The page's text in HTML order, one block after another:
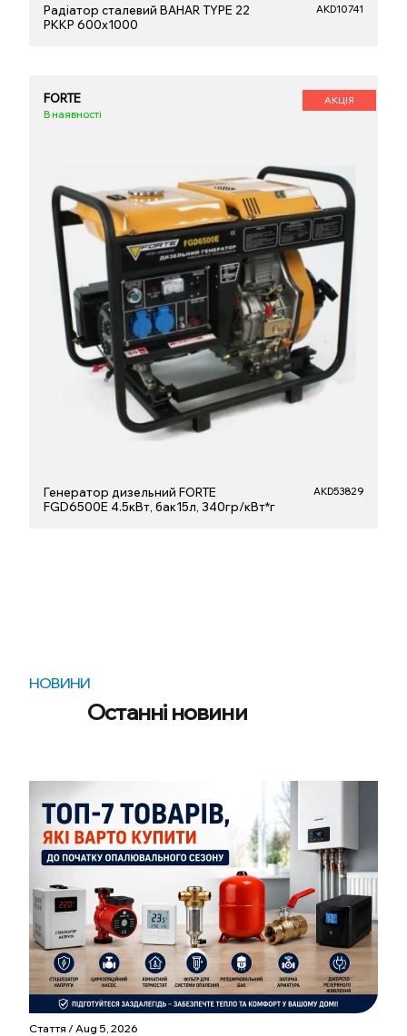
Радіатор сталевий BAHAR TYPE 22
PKKP 600x1000
AKD10741
FORTE
В наявності
АКЦІЯ
Генератор дизельний FORTE
FGD6500E 4.5кВт, бак15л, 340гр/кВт*г
AKD53829
НОВИНИ
Останні новини
Стаття / Aug 5, 2026